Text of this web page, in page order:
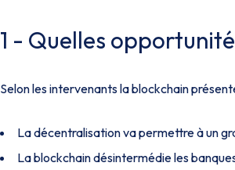
1 - Quelles
Selon les intervenants la blockchain
La décentralisation va permettre à un
La blockchain désintermédie les